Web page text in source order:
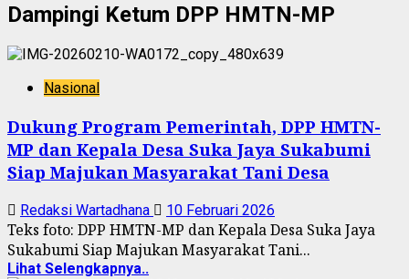
Dampingi Ketum DPP HMTN-MP
Nasional
Dukung Program Pemerintah, DPP HMTN-
MP dan Kepala Desa Suka Jaya Sukabumi
Siap Majukan Masyarakat Tani Desa
Redaksi Wartadhana 10 Februari 2026
Teks foto: DPP HMTN-MP dan Kepala Desa Suka Jaya
Sukabumi Siap Majukan Masyarakat Tani...
Lihat Selengkapnya..